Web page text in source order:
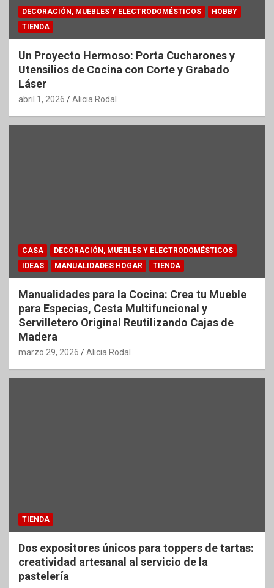
DECORACIÓN, MUEBLES Y ELECTRODOMÉSTICOS
HOBBY
TIENDA
Un Proyecto Hermoso: Porta Cucharones y
Utensilios de Cocina con Corte y Grabado
Láser
abril 1, 2026 Alicia Rodal
CASA
DECORACIÓN, MUEBLES Y ELECTRODOMÉSTICOS
IDEAS
MANUALIDADES HOGAR TIENDA
Manualidades para la Cocina: Crea tu Mueble
para Especias, Cesta Multifuncional y
Servilletero Original Reutilizando Cajas de
Madera
marzo 29, 2026 Alicia Rodal
TIENDA
Dos expositores únicos para toppers de tartas:
creatividad artesanal al servicio de la
pastelería